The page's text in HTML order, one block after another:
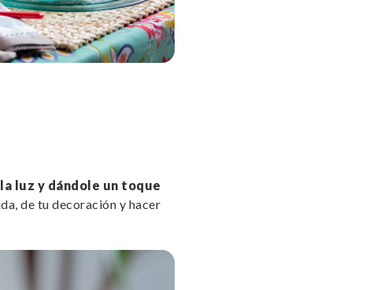
luz y dándole un toque
de tu decoración y hacer